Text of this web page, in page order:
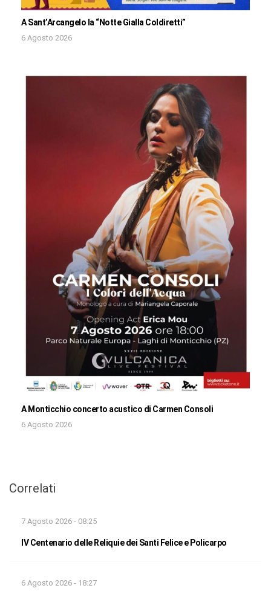
A Sant’Arcangelo la “Notte Gialla Coldiretti”
6 Agosto 2026
A Monticchio concerto acustico di Carmen Consoli
6 Agosto 2026
Correlati
7 Agosto 2026 - 08:25
IV Centenario delle Reliquie dei Santi Felice e Policarpo
6 Agosto 2026 - 18:27